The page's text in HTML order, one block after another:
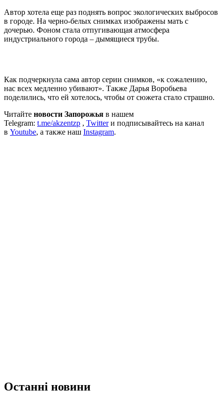
Автор хотела еще раз поднять вопрос экологических выбросов
в городе. На черно-белых снимках изображены мать с
дочерью. Фоном стала отпугивающая атмосфера
индустриального города – дымящиеся трубы.
Как подчеркнула сама автор серии снимков, «к сожалению,
нас всех медленно убивают». Также Дарья Воробьева
поделились, что ей хотелось, чтобы от сюжета стало страшно.
Читайте новости Запорожья в нашем
Telegram: t.me/akzentzp , Twitterи подписывайтесь на канал
в Youtube, а также наш Instagram.
Останні новини